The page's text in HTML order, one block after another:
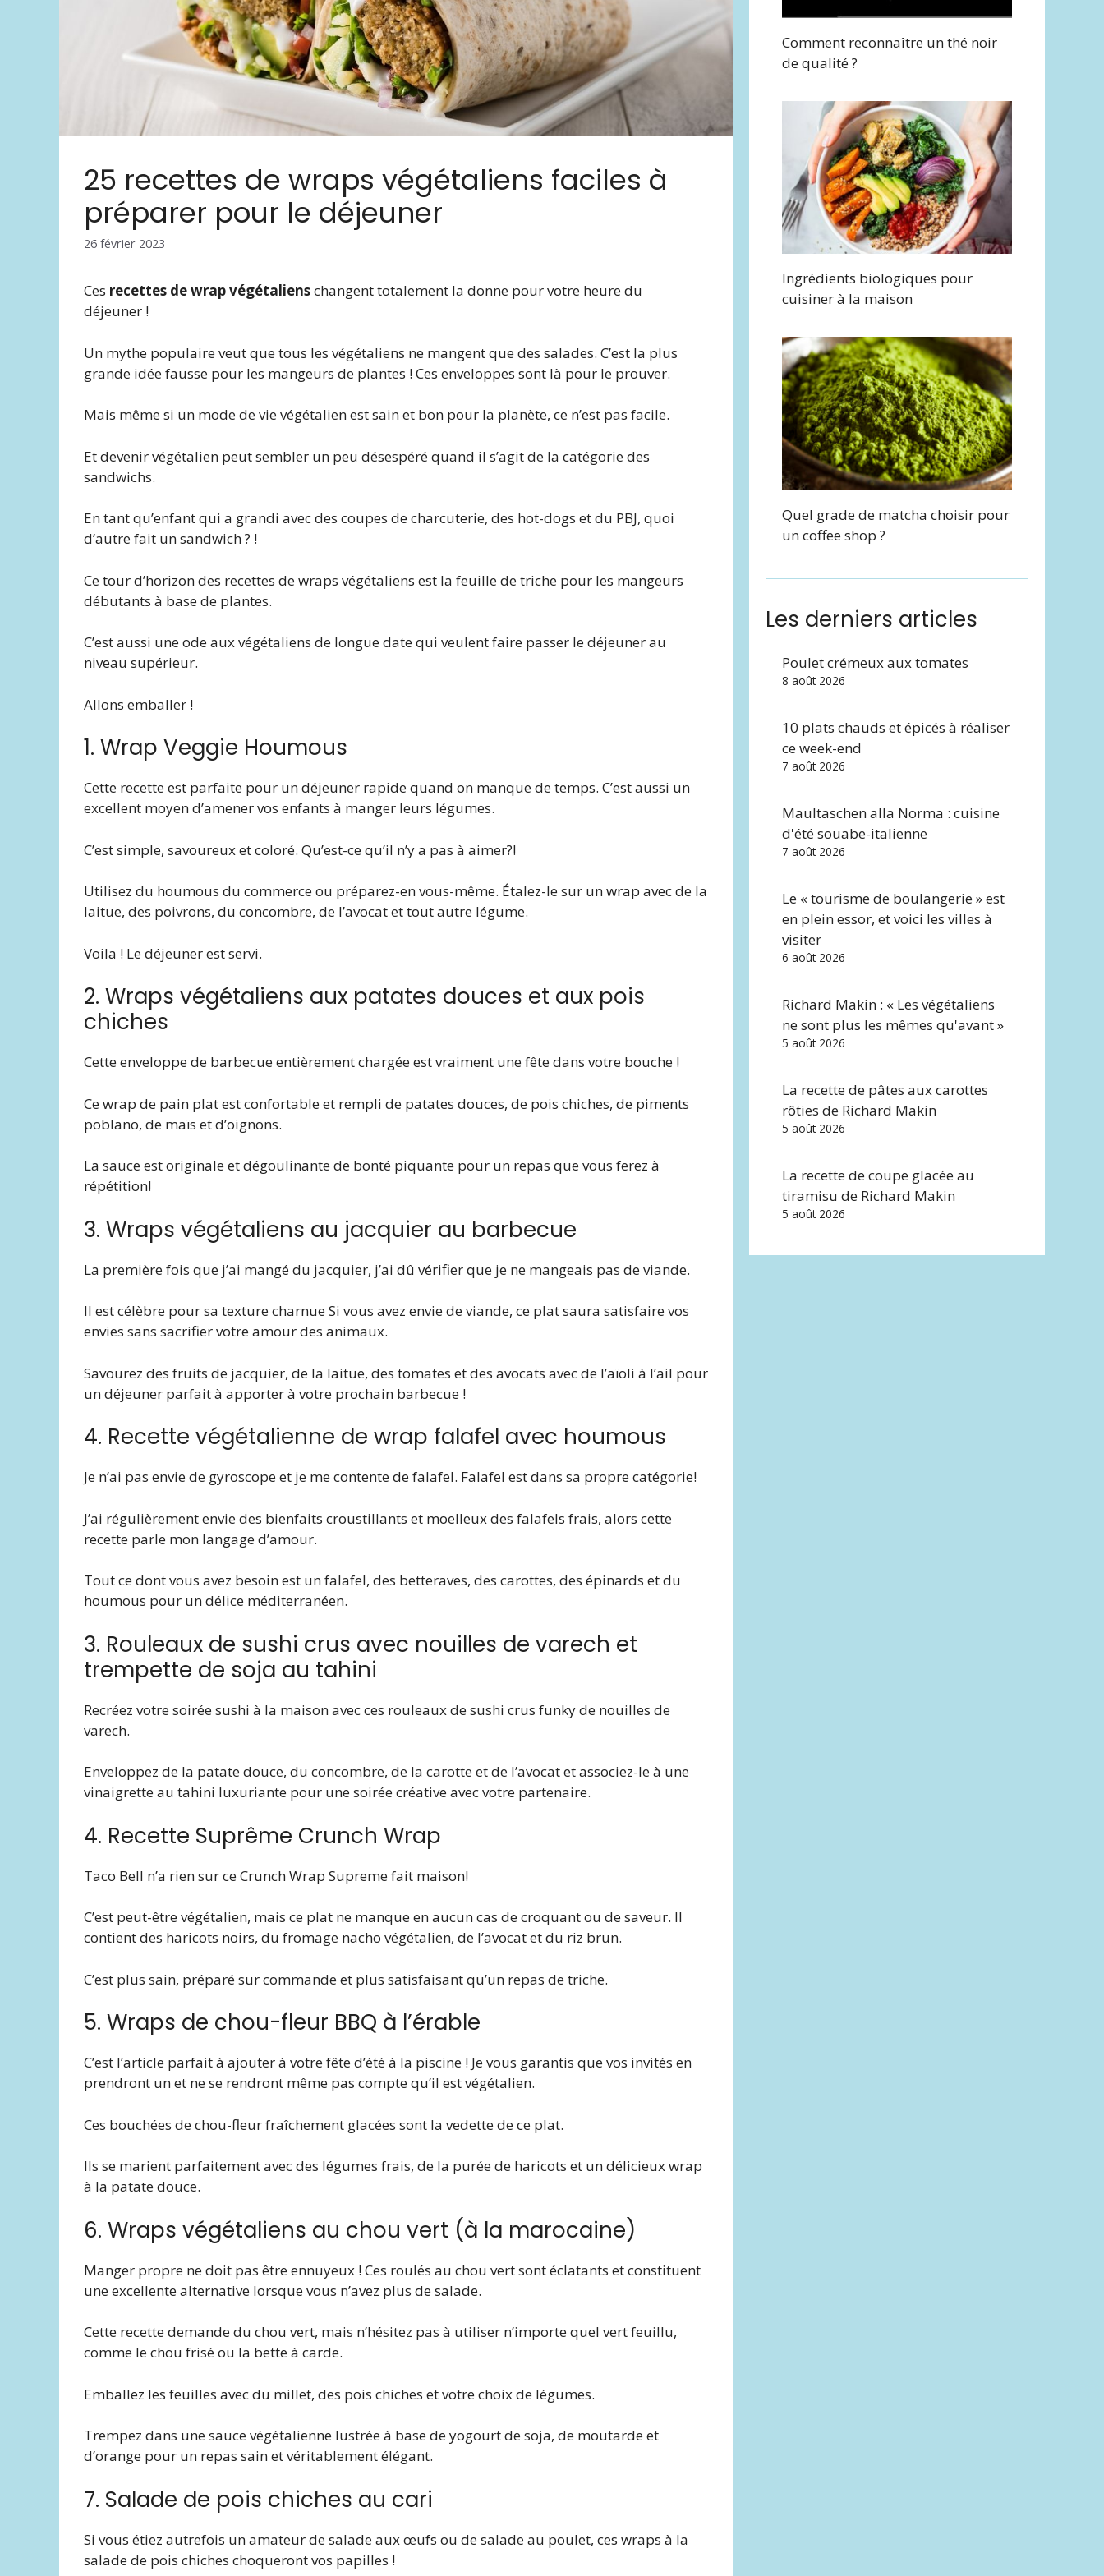
25 recettes de wraps végétaliens faciles à
préparer pour le déjeuner
26 février 2023
Ces recettes de wrap végétalienschangent totalement la donne pour votre heure du
déjeuner !
Un mythe populaire veut que tous les végétaliens ne mangent que des salades. C’est la plus
grande idée fausse pour les mangeurs de plantes ! Ces enveloppes sont là pour le prouver.
Mais même si un mode de vie végétalien est sain et bon pour la planète, ce n’est pas facile.
Et devenir végétalien peut sembler un peu désespéré quand il s’agit de la catégorie des
sandwichs.
En tant qu’enfant qui a grandi avec des coupes de charcuterie, des hot-dogs et du PBJ, quoi
d’autre fait un sandwich ? !
Ce tour d’horizon des recettes de wraps végétaliens est la feuille de triche pour les mangeurs
débutants à base de plantes.
C’est aussi une ode aux végétaliens de longue date qui veulent faire passer le déjeuner au
niveau supérieur.
Allons emballer !
1. Wrap Veggie Houmous
Cette recette est parfaite pour un déjeuner rapide quand on manque de temps. C’est aussi un
excellent moyen d’amener vos enfants à manger leurs légumes.
C’est simple, savoureux et coloré. Qu’est-ce qu’il n’y a pas à aimer?!
Utilisez du houmous du commerce ou préparez-en vous-même. Étalez-le sur un wrap avec de la
laitue, des poivrons, du concombre, de l’avocat et tout autre légume.
Voila ! Le déjeuner est servi.
2. Wraps végétaliens aux patates douces et aux pois
chiches
Cette enveloppe de barbecue entièrement chargée est vraiment une fête dans votre bouche !
Ce wrap de pain plat est confortable et rempli de patates douces, de pois chiches, de piments
poblano, de maïs et d’oignons.
La sauce est originale et dégoulinante de bonté piquante pour un repas que vous ferez à
répétition!
3. Wraps végétaliens au jacquier au barbecue
La première fois que j’ai mangé du jacquier, j’ai dû vérifier que je ne mangeais pas de viande.
Il est célèbre pour sa texture charnue Si vous avez envie de viande, ce plat saura satisfaire vos
envies sans sacrifier votre amour des animaux.
Savourez des fruits de jacquier, de la laitue, des tomates et des avocats avec de l’aïoli à l’ail pour
un déjeuner parfait à apporter à votre prochain barbecue !
4. Recette végétalienne de wrap falafel avec houmous
Je n’ai pas envie de gyroscope et je me contente de falafel. Falafel est dans sa propre catégorie!
J’ai régulièrement envie des bienfaits croustillants et moelleux des falafels frais, alors cette
recette parle mon langage d’amour.
Tout ce dont vous avez besoin est un falafel, des betteraves, des carottes, des épinards et du
houmous pour un délice méditerranéen.
3. Rouleaux de sushi crus avec nouilles de varech et
trempette de soja au tahini
Recréez votre soirée sushi à la maison avec ces rouleaux de sushi crus funky de nouilles de
varech.
Enveloppez de la patate douce, du concombre, de la carotte et de l’avocat et associez-le à une
vinaigrette au tahini luxuriante pour une soirée créative avec votre partenaire.
4. Recette Suprême Crunch Wrap
Taco Bell n’a rien sur ce Crunch Wrap Supreme fait maison!
C’est peut-être végétalien, mais ce plat ne manque en aucun cas de croquant ou de saveur. Il
contient des haricots noirs, du fromage nacho végétalien, de l’avocat et du riz brun.
C’est plus sain, préparé sur commande et plus satisfaisant qu’un repas de triche.
5. Wraps de chou-fleur BBQ à l’érable
C’est l’article parfait à ajouter à votre fête d’été à la piscine ! Je vous garantis que vos invités en
prendront un et ne se rendront même pas compte qu’il est végétalien.
Ces bouchées de chou-fleur fraîchement glacées sont la vedette de ce plat.
Ils se marient parfaitement avec des légumes frais, de la purée de haricots et un délicieux wrap
à la patate douce.
6. Wraps végétaliens au chou vert (à la marocaine)
Manger propre ne doit pas être ennuyeux ! Ces roulés au chou vert sont éclatants et constituent
une excellente alternative lorsque vous n’avez plus de salade.
Cette recette demande du chou vert, mais n’hésitez pas à utiliser n’importe quel vert feuillu,
comme le chou frisé ou la bette à carde.
Emballez les feuilles avec du millet, des pois chiches et votre choix de légumes.
Trempez dans une sauce végétalienne lustrée à base de yogourt de soja, de moutarde et
d’orange pour un repas sain et véritablement élégant.
7. Salade de pois chiches au cari
Si vous étiez autrefois un amateur de salade aux œufs ou de salade au poulet, ces wraps à la
salade de pois chiches choqueront vos papilles !
Comment reconnaître un thé noir
de qualité ?
Ingrédients biologiques pour
cuisiner à la maison
Quel grade de matcha choisir pour
un coffee shop ?
Les derniers articles
Poulet crémeux aux tomates
8 août 2026
10 plats chauds et épicés à réaliser
ce week-end
7 août 2026
Maultaschen alla Norma : cuisine
d'été souabe-italienne
7 août 2026
Le « tourisme de boulangerie » est
en plein essor, et voici les villes à
visiter
6 août 2026
Richard Makin : « Les végétaliens
ne sont plus les mêmes qu'avant »
5 août 2026
La recette de pâtes aux carottes
rôties de Richard Makin
5 août 2026
La recette de coupe glacée au
tiramisu de Richard Makin
5 août 2026